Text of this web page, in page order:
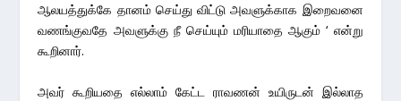
ஆலயத்துக்கே தானம் செய்து விட்டு அவளுக்காக இறைவனை
வணங்குவதே அவளுக்கு நீ செய்யும் மரியாதை ஆகும் ‘ என்று
கூறினார்.
அவர் கூறியதை எல்லாம் கேட்ட ராவணன் உயிருடன் இல்லாத